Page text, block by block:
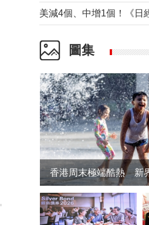
圖集
香港周末極端酷熱 新